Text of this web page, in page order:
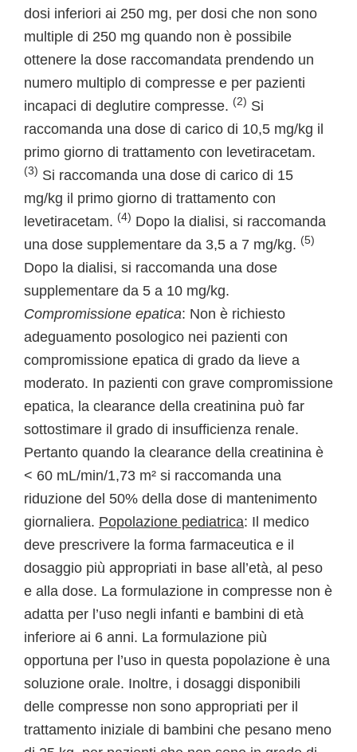
dosi inferiori ai 250 mg, per dosi che non sono
multiple di 250 mg quando non è possibile
ottenere la dose raccomandata prendendo un
numero multiplo di compresse e per pazienti
incapaci di deglutire compresse. (2) Si
raccomanda una dose di carico di 10,5 mg/kg il
primo giorno di trattamento con levetiracetam.
(3) Si raccomanda una dose di carico di 15
mg/kg il primo giorno di trattamento con
levetiracetam. (4) Dopo la dialisi, si raccomanda
una dose supplementare da 3,5 a 7 mg/kg. (5)
Dopo la dialisi, si raccomanda una dose
supplementare da 5 a 10 mg/kg.
Compromissione epatica: Non è richiesto
adeguamento posologico nei pazienti con
compromissione epatica di grado da lieve a
moderato. In pazienti con grave compromissione
epatica, la clearance della creatinina può far
sottostimare il grado di insufficienza renale.
Pertanto quando la clearance della creatinina è
< 60 mL/min/1,73 m² si raccomanda una
riduzione del 50% della dose di mantenimento
giornaliera. Popolazione pediatrica: Il medico
deve prescrivere la forma farmaceutica e il
dosaggio più appropriati in base all’età, al peso
e alla dose. La formulazione in compresse non è
adatta per l’uso negli infanti e bambini di età
inferiore ai 6 anni. La formulazione più
opportuna per l’uso in questa popolazione è una
soluzione orale. Inoltre, i dosaggi disponibili
delle compresse non sono appropriati per il
trattamento iniziale di bambini che pesano meno